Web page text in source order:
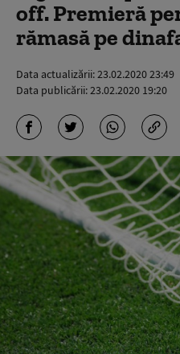
off. Premieră
rămasă pe
Data actualizării:23.02.2020 23:49
Data publicării:23.02.2020 19:20